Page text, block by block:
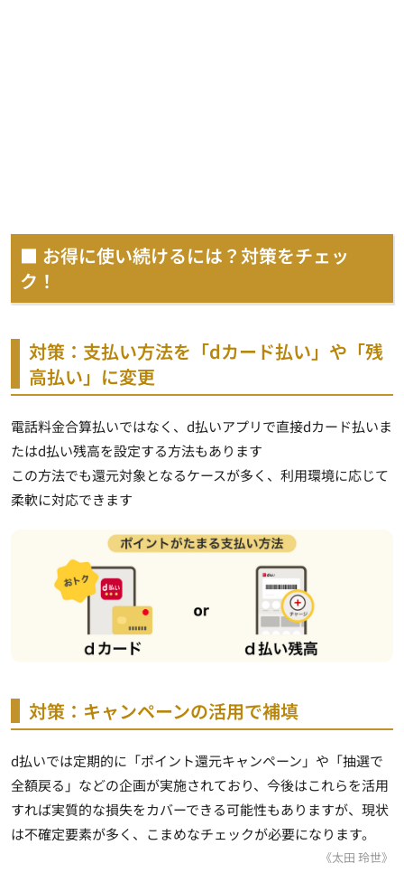
■ お得に使い続けるには？対策をチェッ
ク！
対策：支払い方法を「dカード払い」や「残
高払い」に変更
電話料金合算払いではなく、d払いアプリで直接dカード払いま
たはd払い残高を設定する方法もあります
この方法でも還元対象となるケースが多く、利用環境に応じて
柔軟に対応できます
対策：キャンペーンの活用で補填
d払いでは定期的に「ポイント還元キャンペーン」や「抽選で
全額戻る」などの企画が実施されており、今後はこれらを活用
すれば実質的な損失をカバーできる可能性もありますが、現状
は不確定要素が多く、こまめなチェックが必要になります。
《太田 玲世》